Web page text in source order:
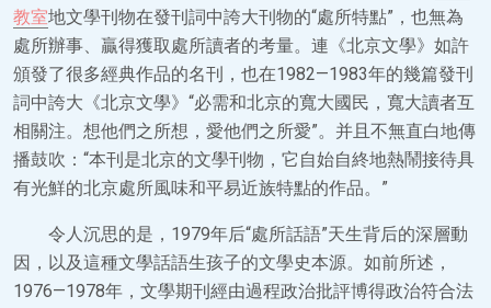
教室地文學刊物在發刊詞中誇大刊物的“處所特點”，也無為
處所辦事、贏得獲取處所讀者的考量。連《北京文學》如許
頒發了很多經典作品的名刊，也在1982—1983年的幾篇發刊
詞中誇大《北京文學》“必需和北京的寬大國民，寬大讀者互
相關注。想他們之所想，愛他們之所愛”。并且不無直白地傳
播鼓吹：“本刊是北京的文學刊物，它自始自終地熱鬧接待具
有光鮮的北京處所風味和平易近族特點的作品。”
令人沉思的是，1979年后“處所話語”天生背后的深層動
因，以及這種文學話語生孩子的文學史本源。如前所述，
1976—1978年，文學期刊經由過程政治批評博得政治符合法